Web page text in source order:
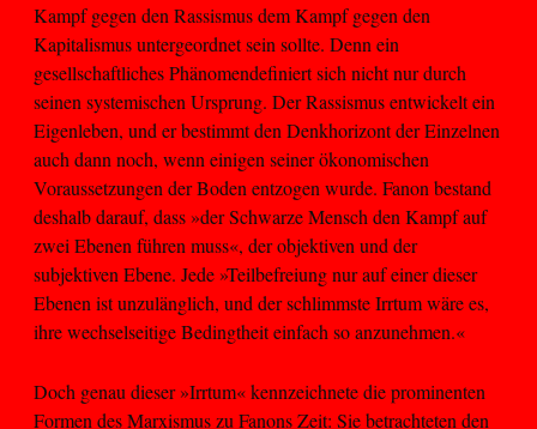
Kampf gegen den Rassismus dem Kampf gegen den
Kapitalismus untergeordnet sein sollte. Denn ein
gesellschaftliches Phänomendefiniert sich nicht nur durch
seinen systemischen Ursprung. Der Rassismus entwickelt ein
Eigenleben, und er bestimmt den Denkhorizont der Einzelnen
auch dann noch, wenn einigen seiner ökonomischen
Voraussetzungen der Boden entzogen wurde. Fanon bestand
deshalb darauf, dass »der Schwarze Mensch den Kampf auf
zwei Ebenen führen muss«, der objektiven und der
subjektiven Ebene. Jede »Teilbefreiung nur auf einer dieser
Ebenen ist unzulänglich, und der schlimmste Irrtum wäre es,
ihre wechselseitige Bedingtheit einfach so anzunehmen.«
Doch genau dieser »Irrtum« kennzeichnete die prominenten
Formen des Marxismus zu Fanons Zeit: Sie betrachteten den